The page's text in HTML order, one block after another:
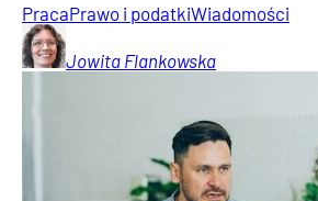
PracaPrawo i podatkiWiadomości
Jowita Flankowska